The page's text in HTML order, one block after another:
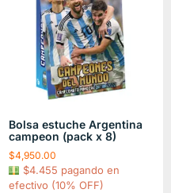
Bolsa estuche Argentina
campeon (pack x 8)
$4,950.00
$4.455 pagando en
efectivo (10% OFF)